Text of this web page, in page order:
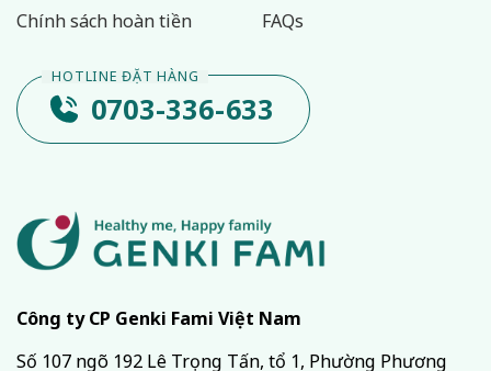
Chính sách hoàn tiền
FAQs
0703-336-633
Công ty CP Genki Fami Việt Nam
Số 107 ngõ 192 Lê Trọng Tấn, tổ 1, Phường Phương